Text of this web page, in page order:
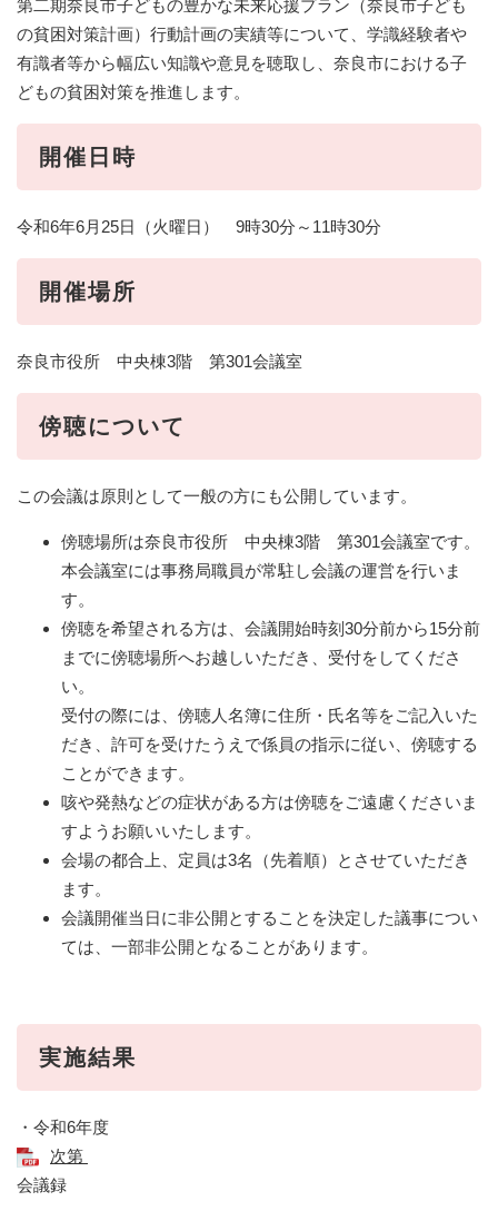
第二期奈良市子どもの豊かな未来応援プラン（奈良市子ども
の貧困対策計画）行動計画の実績等について、学識経験者や
有識者等から幅広い知識や意見を聴取し、奈良市における子
どもの貧困対策を推進します。
開催日時
令和6年6月25日（火曜日） 9時30分～11時30分
開催場所
奈良市役所 中央棟3階 第301会議室
傍聴について
この会議は原則として一般の方にも公開しています。
傍聴場所は奈良市役所 中央棟3階 第301会議室です。
本会議室には事務局職員が常駐し会議の運営を行いま
す。
傍聴を希望される方は、会議開始時刻30分前から15分前
までに傍聴場所へお越しいただき、受付をしてくださ
い。
受付の際には、傍聴人名簿に住所・氏名等をご記入いた
だき、許可を受けたうえで係員の指示に従い、傍聴する
ことができます。
咳や発熱などの症状がある方は傍聴をご遠慮くださいま
すようお願いいたします。
会場の都合上、定員は3名（先着順）とさせていただき
ます。
会議開催当日に非公開とすることを決定した議事につい
ては、一部非公開となることがあります。
実施結果
・令和6年度
次第
会議録